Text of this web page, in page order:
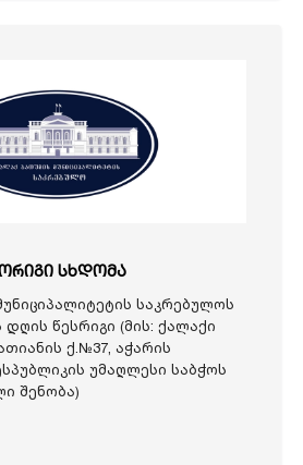
სხდომა
საკრებულოს
წესრიგი (მის: ქალაქი
ქ.№37, აჭარის
უმაღლესი საბჭოს
შენობა)